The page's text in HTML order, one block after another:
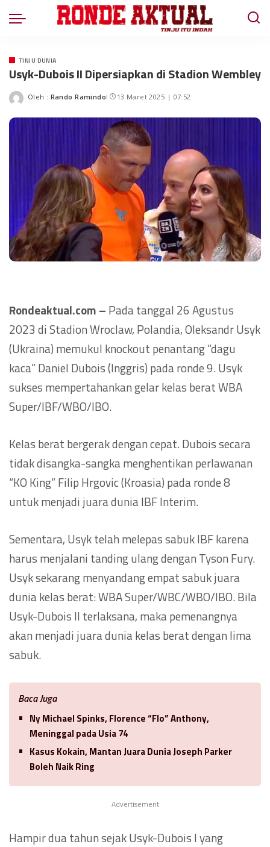
TINJU DUNIA
Usyk-Dubois II Dipersiapkan di Stadion Wembley
Oleh : Rando Ramindo 13 Maret 2025 | 07:52
Rondeaktual.com – Pada tanggal 26 Agustus
2023 di Stadion Wroclaw, Polandia, Oleksandr Usyk
(Ukraina) memukul knockout penantang “dagu
kaca” Daniel Dubois (Inggris) pada ronde 9. Usyk
sukses mempertahankan gelar kelas berat WBA
Super/IBF/WBO/IBO.
Kelas berat bergerak dengan cepat. Dubois secara
tidak disangka-sangka menghentikan perlawanan
“KO King” Filip Hrgovic (Kroasia) pada ronde 8
untuk menjadi juara dunia IBF Interim.
Sementara, Usyk telah melepas sabuk IBF karena
harus menjalani tanding ulang dengan Tyson Fury.
Usyk sekarang menyandang empat sabuk juara
dunia kelas berat: WBA Super/WBC/WBO/IBO. Bila
Usyk-Dubois II terlaksana, maka pemenangnya
akan menjadi juara dunia kelas berat dengan lima
sabuk.
Baca Juga
Ny Michael Spinks, Florence “Flo” Anthony,
Meninggal pada Usia 74
Kasus Kokain, Mantan Juara Dunia Joseph Parker
Boleh Naik Ring
Advertisement
Hampir dua tahun sejak Usyk-Dubois I yang